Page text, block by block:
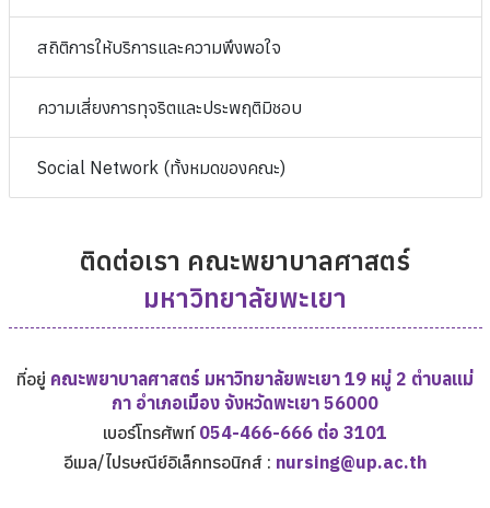
สถิติการให้บริการและความพึงพอใจ
ความเสี่ยงการทุจริตและประพฤติมิชอบ
Social Network (ทั้งหมดของคณะ)
ติดต่อเรา คณะพยาบาลศาสตร์
มหาวิทยาลัยพะเยา
ที่อยู่ คณะพยาบาลศาสตร์ มหาวิทยาลัยพะเยา 19 หมู่ 2 ตำบลแม่
กา อำเภอเมือง จังหวัดพะเยา 56000
เบอร์โทรศัพท์ 054-466-666 ต่อ 3101
อีเมล/ไปรษณีย์อิเล็กทรอนิกส์ : nursing@up.ac.th